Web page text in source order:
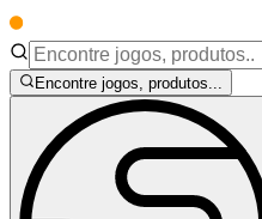
Encontre jogos, produtos...